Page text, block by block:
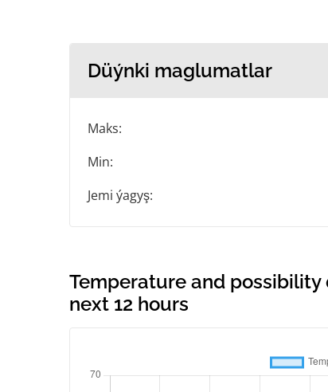
Düýnki maglumatlar
Maks:
Min:
Jemi ýagyş:
Temperature and
next 12 hours